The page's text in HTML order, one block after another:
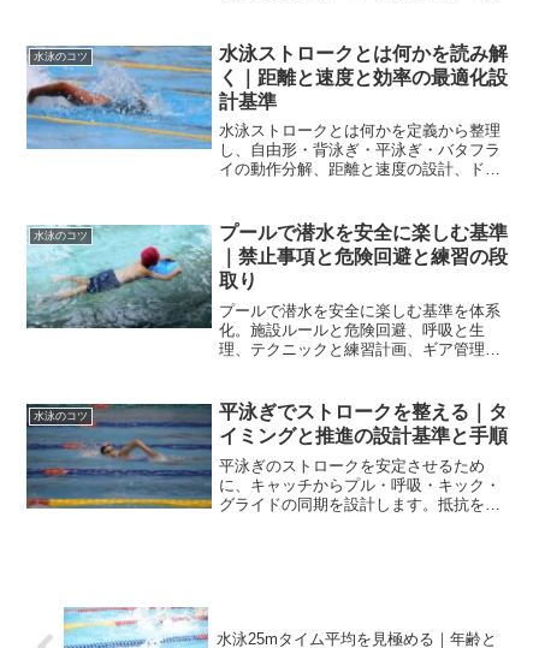
水泳のコツ
水泳ストロークとは何かを読み解
く｜距離と速度と効率の最適化設
計基準
水泳ストロークとは何かを定義から整理
し、自由形・背泳ぎ・平泳ぎ・バタフラ
イの動作分解、距離と速度の設計、ドリ
善に繋げます。
水泳のコツ
プールで潜水を安全に楽しむ基準
｜禁止事項と危険回避と練習の段
取り
プールで潜水を安全に楽しむ基準を体系
化。施設ルールと危険回避、呼吸と生
理、テクニックと練習計画、ギア管理、
水泳のコツ
平泳ぎでストロークを整える｜タ
イミングと推進の設計基準と手順
平泳ぎのストロークを安定させるため
に、キャッチからプル・呼吸・キック・
グライドの同期を設計します。抵抗を減
水泳25mタイム平均を見極める｜年齢と